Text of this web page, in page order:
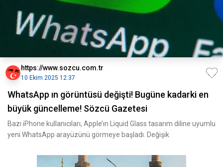
https://www.sozcu.com.tr
10 Ekim 2025 12:37
WhatsApp ın görüntüsü değişti! Bugüne kadarki en
büyük güncelleme! Sözcü Gazetesi
Bazı iPhone kullanıcıları, Apple’ın Liquid Glass tasarım diline uyumlu
yeni WhatsApp arayüzünü görmeye başladı. Değişik